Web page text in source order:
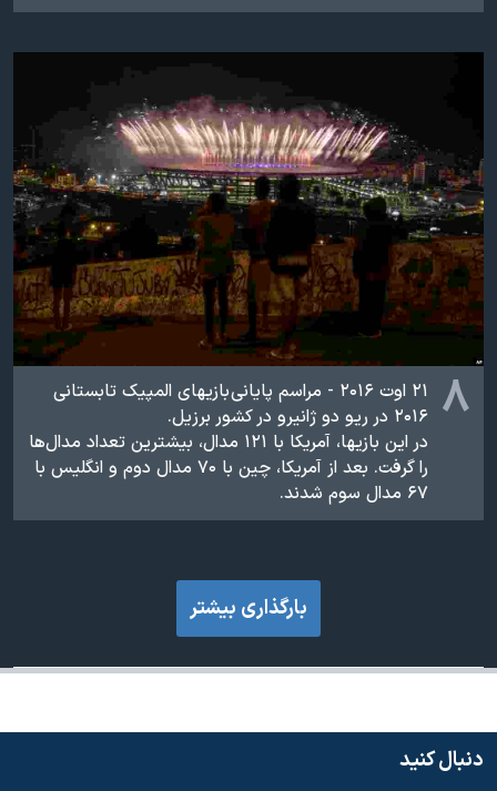
۸
۲۱ اوت ۲۰۱۶ - مراسم پایانی بازیهای المپیک تابستانی
۲۰۱۶ در ریو دو ژانیرو در کشور برزیل.
در این بازیها، آمریکا با ۱۲۱ مدال، بیشترین تعداد مدال‌ها
را گرفت. بعد از آمریکا، چین با ۷۰ مدال دوم و انگلیس با
۶۷ مدال سوم شدند.
بارگذاری بیشتر
دنبال کنید